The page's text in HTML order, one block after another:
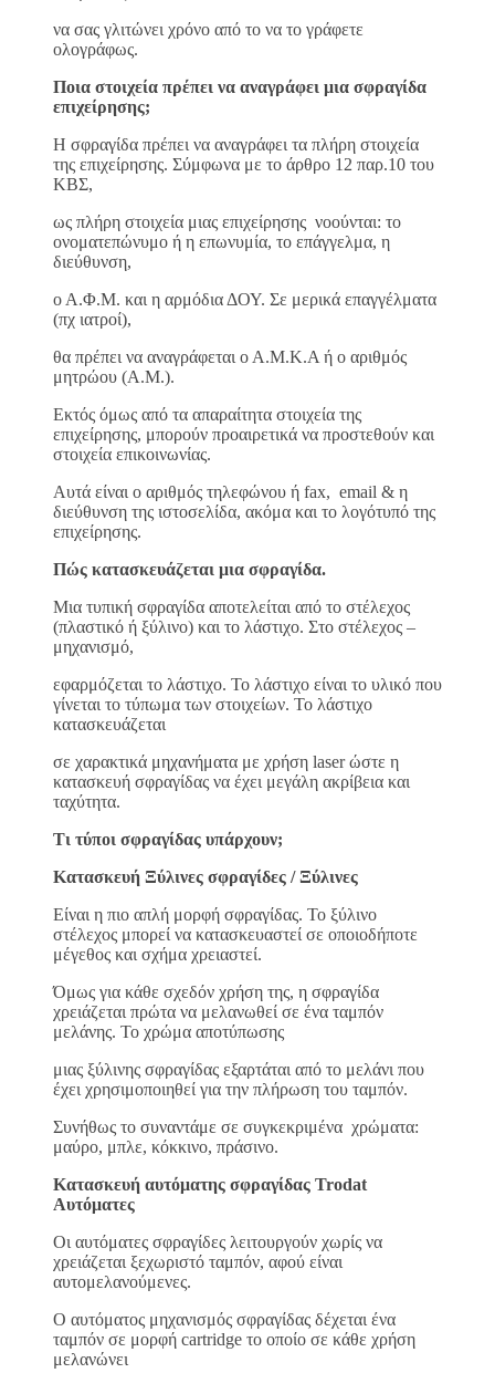
να σας γλιτώνει χρόνο από το να το γράφετε
ολογράφως.
Ποια στοιχεία πρέπει να αναγράφει μια σφραγίδα
επιχείρησης;
Η σφραγίδα πρέπει να αναγράφει τα πλήρη στοιχεία
της επιχείρησης. Σύμφωνα με το άρθρο 12 παρ.10 του
ΚΒΣ,
ως πλήρη στοιχεία μιας επιχείρησης νοούνται: το
ονοματεπώνυμο ή η επωνυμία, το επάγγελμα, η
διεύθυνση,
ο Α.Φ.Μ. και η αρμόδια ΔΟΥ. Σε μερικά επαγγέλματα
(πχ ιατροί),
θα πρέπει να αναγράφεται ο Α.Μ.Κ.Α ή ο αριθμός
μητρώου (Α.Μ.).
Εκτός όμως από τα απαραίτητα στοιχεία της
επιχείρησης, μπορούν προαιρετικά να προστεθούν και
στοιχεία επικοινωνίας.
Αυτά είναι ο αριθμός τηλεφώνου ή fax, email & η
διεύθυνση της ιστοσελίδα, ακόμα και το λογότυπό της
επιχείρησης.
Πώς κατασκευάζεται μια σφραγίδα.
Μια τυπική σφραγίδα αποτελείται από το στέλεχος
(πλαστικό ή ξύλινο) και το λάστιχο. Στο στέλεχος –
μηχανισμό,
εφαρμόζεται το λάστιχο. Το λάστιχο είναι το υλικό που
γίνεται το τύπωμα των στοιχείων. Το λάστιχο
κατασκευάζεται
σε χαρακτικά μηχανήματα με χρήση laser ώστε η
κατασκευή σφραγίδας να έχει μεγάλη ακρίβεια και
ταχύτητα.
Τι τύποι σφραγίδας υπάρχουν;
Κατασκευή Ξύλινες σφραγίδες / Ξύλινες
Είναι η πιο απλή μορφή σφραγίδας. Το ξύλινο
στέλεχος μπορεί να κατασκευαστεί σε οποιοδήποτε
μέγεθος και σχήμα χρειαστεί.
Όμως για κάθε σχεδόν χρήση της, η σφραγίδα
χρειάζεται πρώτα να μελανωθεί σε ένα ταμπόν
μελάνης. Το χρώμα αποτύπωσης
μιας ξύλινης σφραγίδας εξαρτάται από το μελάνι που
έχει χρησιμοποιηθεί για την πλήρωση του ταμπόν.
Συνήθως το συναντάμε σε συγκεκριμένα χρώματα:
μαύρο, μπλε, κόκκινο, πράσινο.
Κατασκευή αυτόματης σφραγίδας Trodat
Αυτόματες
Οι αυτόματες σφραγίδες λειτουργούν χωρίς να
χρειάζεται ξεχωριστό ταμπόν, αφού είναι
αυτομελανούμενες.
Ο αυτόματος μηχανισμός σφραγίδας δέχεται ένα
ταμπόν σε μορφή cartridge το οποίο σε κάθε χρήση
μελανώνει